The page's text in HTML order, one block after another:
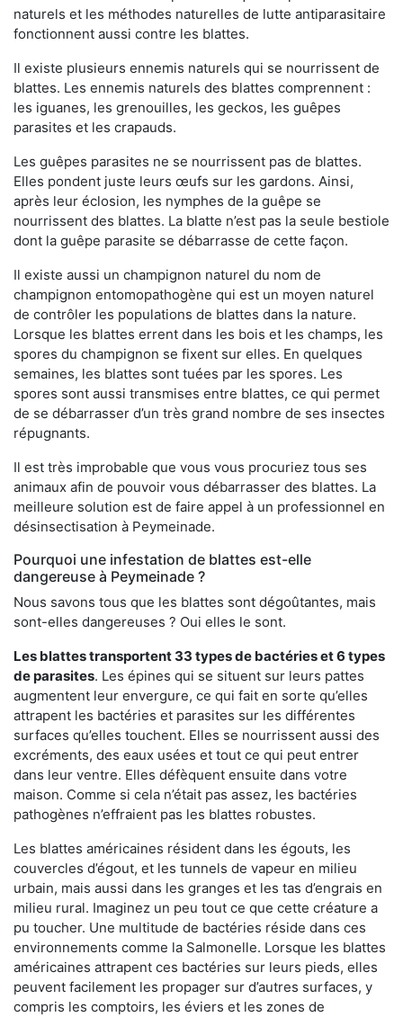
naturels et les méthodes naturelles de lutte antiparasitaire
fonctionnent aussi contre les blattes.
Il existe plusieurs ennemis naturels qui se nourrissent de
blattes. Les ennemis naturels des blattes comprennent :
les iguanes, les grenouilles, les geckos, les guêpes
parasites et les crapauds.
Les guêpes parasites ne se nourrissent pas de blattes.
Elles pondent juste leurs œufs sur les gardons. Ainsi,
après leur éclosion, les nymphes de la guêpe se
nourrissent des blattes. La blatte n’est pas la seule bestiole
dont la guêpe parasite se débarrasse de cette façon.
Il existe aussi un champignon naturel du nom de
champignon entomopathogène qui est un moyen naturel
de contrôler les populations de blattes dans la nature.
Lorsque les blattes errent dans les bois et les champs, les
spores du champignon se fixent sur elles. En quelques
semaines, les blattes sont tuées par les spores. Les
spores sont aussi transmises entre blattes, ce qui permet
de se débarrasser d’un très grand nombre de ses insectes
répugnants.
Il est très improbable que vous vous procuriez tous ses
animaux afin de pouvoir vous débarrasser des blattes. La
meilleure solution est de faire appel à un professionnel en
désinsectisation à Peymeinade.
Pourquoi une infestation de blattes est-elle
dangereuse à Peymeinade ?
Nous savons tous que les blattes sont dégoûtantes, mais
sont-elles dangereuses ? Oui elles le sont.
Les blattes transportent 33 types de bactéries et 6 types
de parasites. Les épines qui se situent sur leurs pattes
augmentent leur envergure, ce qui fait en sorte qu’elles
attrapent les bactéries et parasites sur les différentes
surfaces qu’elles touchent. Elles se nourrissent aussi des
excréments, des eaux usées et tout ce qui peut entrer
dans leur ventre. Elles défèquent ensuite dans votre
maison. Comme si cela n’était pas assez, les bactéries
pathogènes n’effraient pas les blattes robustes.
Les blattes américaines résident dans les égouts, les
couvercles d’égout, et les tunnels de vapeur en milieu
urbain, mais aussi dans les granges et les tas d’engrais en
milieu rural. Imaginez un peu tout ce que cette créature a
pu toucher. Une multitude de bactéries réside dans ces
environnements comme la Salmonelle. Lorsque les blattes
américaines attrapent ces bactéries sur leurs pieds, elles
peuvent facilement les propager sur d’autres surfaces, y
compris les comptoirs, les éviers et les zones de